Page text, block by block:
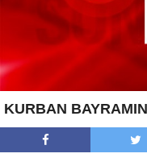
KURBAN